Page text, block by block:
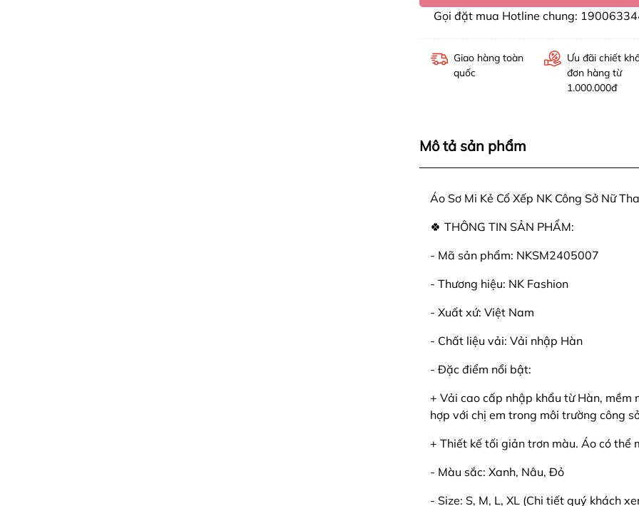
Gọi đặt mua Hotline chung:
Giao hàng toàn
quốc
Ưu đãi chiết
đơn hàng từ
1.000.000đ
Mô tả sản phẩm
Áo Sơ Mi Kẻ Cổ Xếp NK Công Sở Nữ
🍀 THÔNG TIN SẢN PHẨM:
- Mã sản phẩm: NKSM2405007
- Thương hiệu: NK Fashion
- Xuất xứ: Việt Nam
- Chất liệu vải: Vải nhập Hàn
- Đặc điểm nổi bật:
+ Vải cao cấp nhập khẩu từ Hàn, mềm
hợp với chị em trong môi trường công
+ Thiết kế tối giản trơn màu. Áo có thể
- Màu sắc: Xanh, Nâu, Đỏ
- Size: S, M, L, XL (Chi tiết quý khách